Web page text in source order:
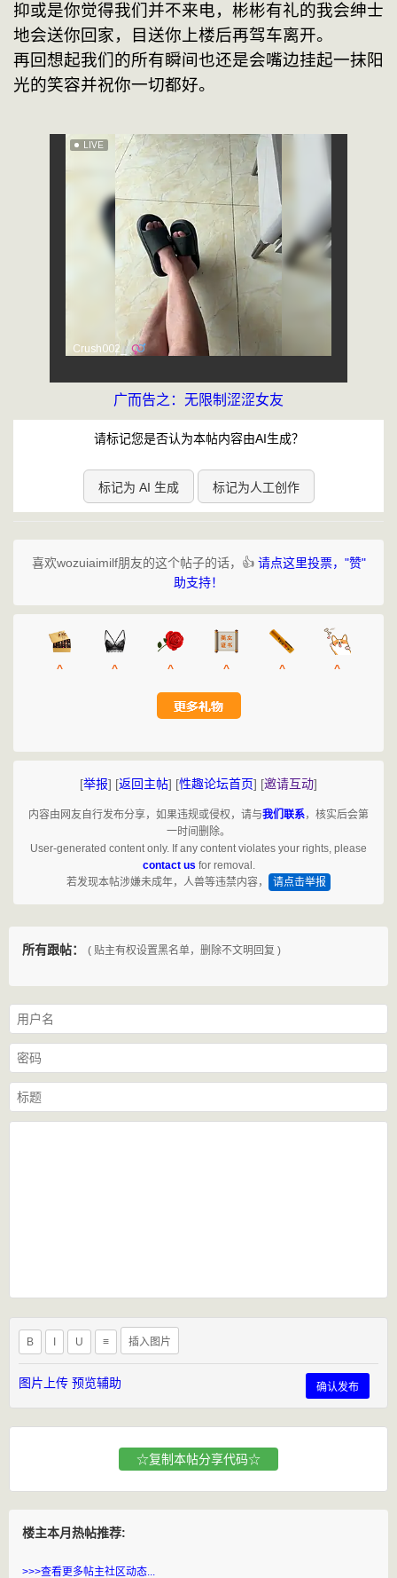
抑或是你觉得我们并不来电，彬彬有礼的我会绅士
地会送你回家，目送你上楼后再驾车离开。
再回想起我们的所有瞬间也还是会嘴边挂起一抹阳
光的笑容并祝你一切都好。
广而告之：无限制涩涩女友
请标记您是否认为本帖内容由AI生成？
标记为 AI 生成 标记为人工创作
喜欢wozuiaimilf朋友的这个帖子的话，👍 请点这里投票，"赞"
助支持！
^ ^ ^ ^ ^ ^
[举报] [返回主帖] [性趣论坛首页] [邀请互动]
内容由网友自行发布分享，如果违规或侵权，请与我们联系，核实后会第
一时间删除。
User-generated content only. If any content violates your rights, please
contact us for removal.
若发现本帖涉嫌未成年，人兽等违禁内容，
请点击举报
所有跟帖： ( 贴主有权设置黑名单，删除不文明回复 )
B U ≡ 插入图片
图片上传 预览辅助 确认发布
☆复制本帖分享代码☆
楼主本月热帖推荐:
>>>查看更多帖主社区动态...